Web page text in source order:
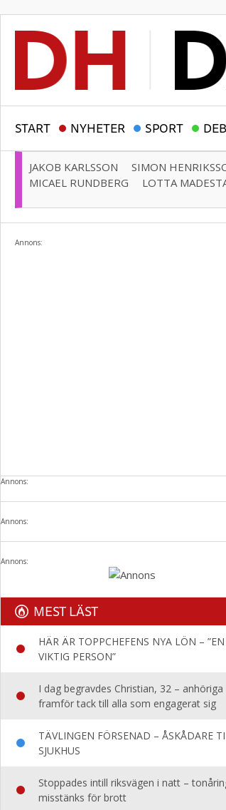
START NYHETER SPORT
JAKOB KARLSSON SIMON
MICAEL RUNDBERG
LOTTA
Annons:
Annons:
Annons:
Annons:
MEST LÄST
HÄR ÄR TOPPCHEFENS NYA LÖN – ”EN
VIKTIG PERSON”
I dag begravdes Christian, 32 – anhöriga
framför tack till alla som engagerat sig
TÄVLINGEN FÖRSENAD – ÅSKÅDARE
SJUKHUS
Stoppades intill riksvägen i natt –
misstänks för brott